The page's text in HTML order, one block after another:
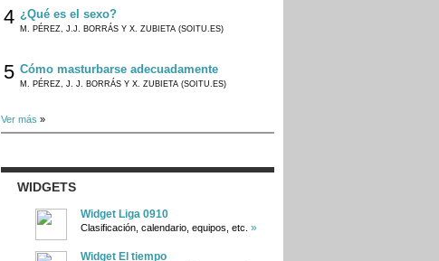
4 ¿Qué es el sexo?
M. PÉREZ, J.J. BORRÁS Y X. ZUBIETA (SOITU.ES)
5 Cómo masturbarse adecuadamente
M. PÉREZ, J. J. BORRÁS Y X. ZUBIETA (SOITU.ES)
Ver más »
WIDGETS
Widget Liga 0910
Clasificación, calendario, equipos, etc. »
Widget El tiempo